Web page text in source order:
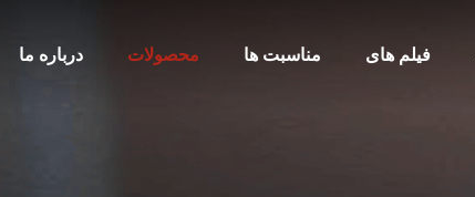
درباره ما محصولات مناسبت ها فیلم های